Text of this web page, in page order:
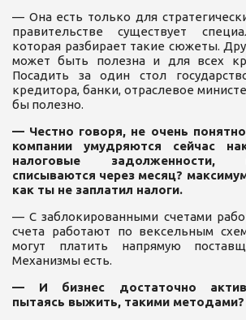
— Она есть только для
правительстве существует
которая разбирает такие сюжеты.
может быть полезна и для всех
Посадить за один стол
кредитора, банки, отраслевое
бы полезно.
— Честно говоря, не очень
компании умудряются сейчас
налоговые
списываются через месяц?
как ты не заплатил налоги.
— С заблокированными счетами
счета работают по вексельным
могут платить напрямую
Механизмы есть.
— И бизнес достаточно
пытаясь выжить, такими методами?